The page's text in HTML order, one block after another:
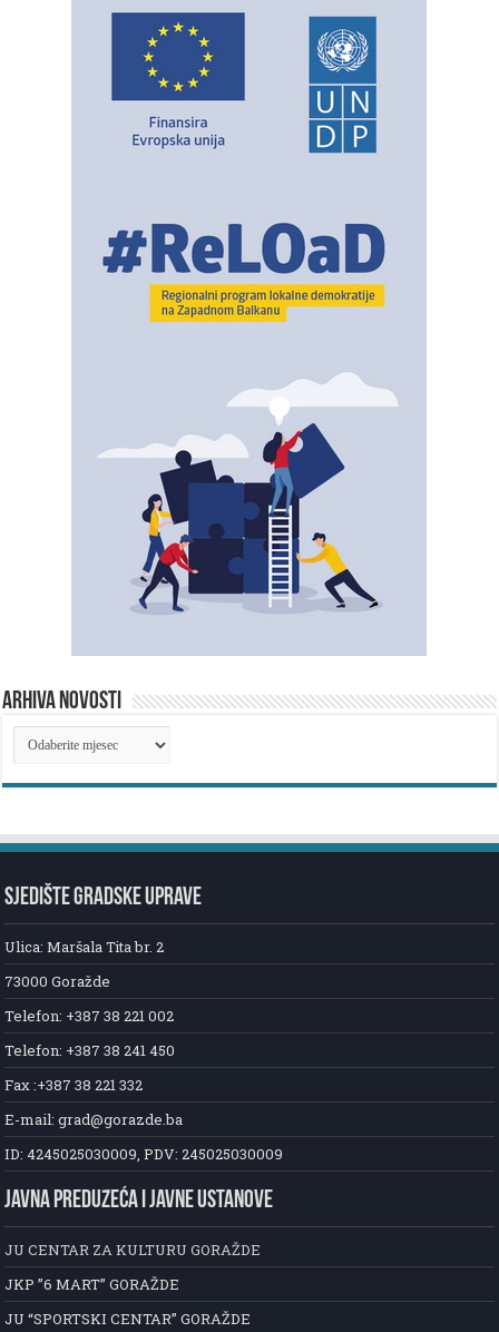
ARHIVA NOVOSTI
ARHIVA
NOVOSTI
SJEDIŠTE GRADSKE UPRAVE
Ulica: Maršala Tita br. 2
73000 Goražde
Telefon: +387 38 221 002
Telefon: +387 38 241 450
Fax :+387 38 221 332
E-mail: grad@gorazde.ba
ID: 4245025030009, PDV: 245025030009
JAVNA PREDUZEĆA I JAVNE USTANOVE
JU CENTAR ZA KULTURU GORAŽDE
JKP ”6 MART” GORAŽDE
JU “SPORTSKI CENTAR” GORAŽDE